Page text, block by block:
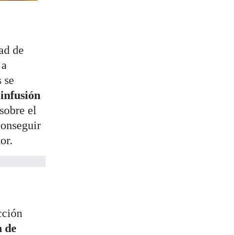
de
se
infusión
el
de